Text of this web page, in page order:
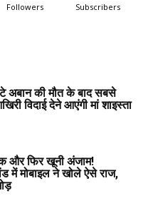
Followers Subscribers
अबान की मौत के बाद सबसे
विदाई देने आएंगी मां शाइस्ता
और फिर खूनी अंजाम!
में मोबाइल ने खोले ऐसे राज,